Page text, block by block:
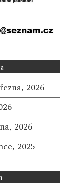
2026
2026
2025